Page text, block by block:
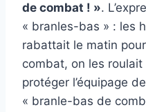
de combat ! ».
« branles-bas » : les
rabattait le matin
combat, on les
protéger l’équipage
« branle-bas de